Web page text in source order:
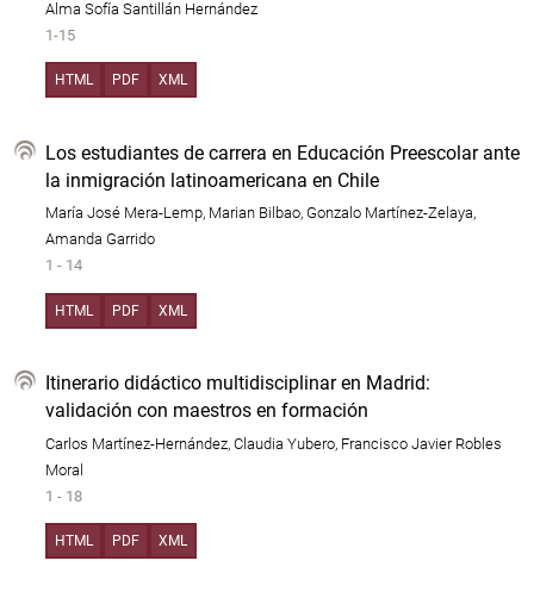
Alma Sofía Santillán Hernández
1-15
HTML PDF XML
Los estudiantes de carrera en Educación Preescolar ante
la inmigración latinoamericana en Chile
María José Mera-Lemp, Marian Bilbao, Gonzalo Martínez-Zelaya,
Amanda Garrido
1 - 14
HTML PDF XML
Itinerario didáctico multidisciplinar en Madrid:
validación con maestros en formación
Carlos Martínez-Hernández, Claudia Yubero, Francisco Javier Robles
Moral
1 - 18
HTML PDF XML